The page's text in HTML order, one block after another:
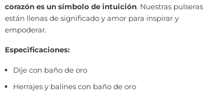
corazón es un símbolo de intuición. Nuestras pulseras
están llenas de significado y amor para inspirar y
empoderar.
Especificaciones:
Dije con baño de oro
Herrajes y balines con baño de oro